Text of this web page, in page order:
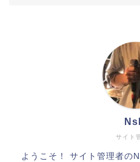
サイト
ようこそ！ サイト管理者の